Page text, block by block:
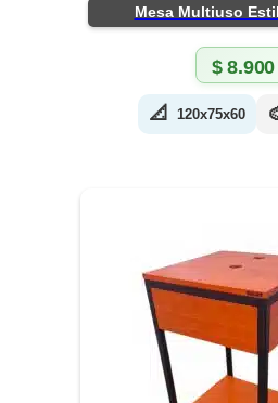
Mesa Multiuso
$8.900
📐 120x75x60